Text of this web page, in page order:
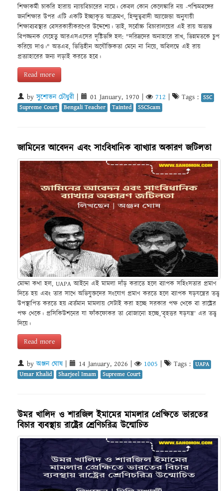
শিক্ষাকর্মী চাকরি হারায় ন্যায়বিচারের নামে। কেবল কোন কেলেঙ্কারি নয় -পশ্চিমবঙ্গের
জনশিক্ষার উপর এটি একটি ইচ্ছাকৃত আক্রমণ, হিন্দুত্ববাদী অ্যাজেন্ডা অনুযায়ী
শিক্ষাব্যবস্থার বেসরকারীকরণের উদ্দেশ্যে। তাই, সর্বোচ্চ বিচারালয়ের এই রায় অত্যন্ত
বিপজ্জনক যেহেতু আরএসএসের দৃষ্টিভঙ্গি হল: "দরিদ্রদের অনাহারে রাখ, ভিন্নমতকে চুপ
করিয়ে দাও।" অতএব, ভিত্তিহীন অযৌক্তিকতা মেনে না নিয়ে, অবিলম্বে এই রায়
প্রত্যাহারের জন্য লড়াই করতে হবে।
Read more
byসুশোভন চৌধুরী | 01 January, 1970 | 712 | Tags : SSC
Supreme Court
Bengali Teacher Tainted SSCScam
জামিনের আবেদন এবং সাংবিধানিক ব্যাখ্যার অকারণ জটিলতা
মোদ্দা কথা হল, UAPA আইনে এই মামলা দাঁড় করাতে হলে ব্যাপক সহিংসতার প্রমাণ
দিতে হয় এবং তার সাথে অভিযুক্তদের সংযোগ প্রমাণ করতে হলে ব্যাপক ষড়যন্ত্রের তত্ত্ব
উপস্থাপিত করতে হয়।বর্তমান মামলায় সেটাই করা হচ্ছে সরকার পক্ষ থেকে বা রাষ্ট্রের
পক্ষ থেকে। প্রসিকিউশনের যা ফাঁকফোকর তা বোজানো হচ্ছে,’বৃহত্তর ষড়যন্ত্র’ এর তত্ত্ব
দিয়ে।
Read more
byঅঞ্জন ঘোষ | 14 January, 2026 | 1005 | Tags : UAPA
Umar Khalid
Sharjeel Imam Supreme Court
উমর খালিদ ও শারজিল ইমামের মামলার প্রেক্ষিতে ভারতের
বিচার ব্যবস্থায় রাষ্ট্রের শ্রেণিচরিত্র উন্মোচিত